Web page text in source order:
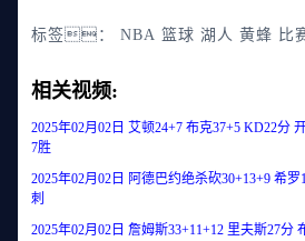
标签： NBA 篮球 湖人 黄蜂 比
相关视频:
2025年02月02日 艾顿24+7 布克37+5 KD22分
7胜
2025年02月02日 阿德巴约绝杀砍30+13+9 希
刺
2025年02月02日 詹姆斯33+11+12 里夫斯27分